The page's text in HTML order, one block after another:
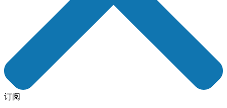
订阅